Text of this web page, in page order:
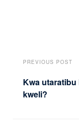
PREVIOUS POST
Kwa
kweli?